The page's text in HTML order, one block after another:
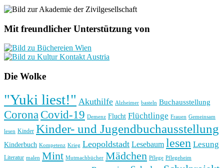
Mit freundlicher Unterstützung von
Die Wolke
"Yuki liest!" Akuthilfe Alzheimer basteln Buchausstellung
Corona Covid-19 Demenz Flucht Flüchtlinge Frauen Gemeinsam
lesen Kinder Kinder- und Jugendbuchausstellung
Kinderbuch Kompetenz Krieg Leopoldstadt Lesebaum lesen Lesung
Literatur malen Mint Mutmachbücher Mädchen Pflege Pflegeheim